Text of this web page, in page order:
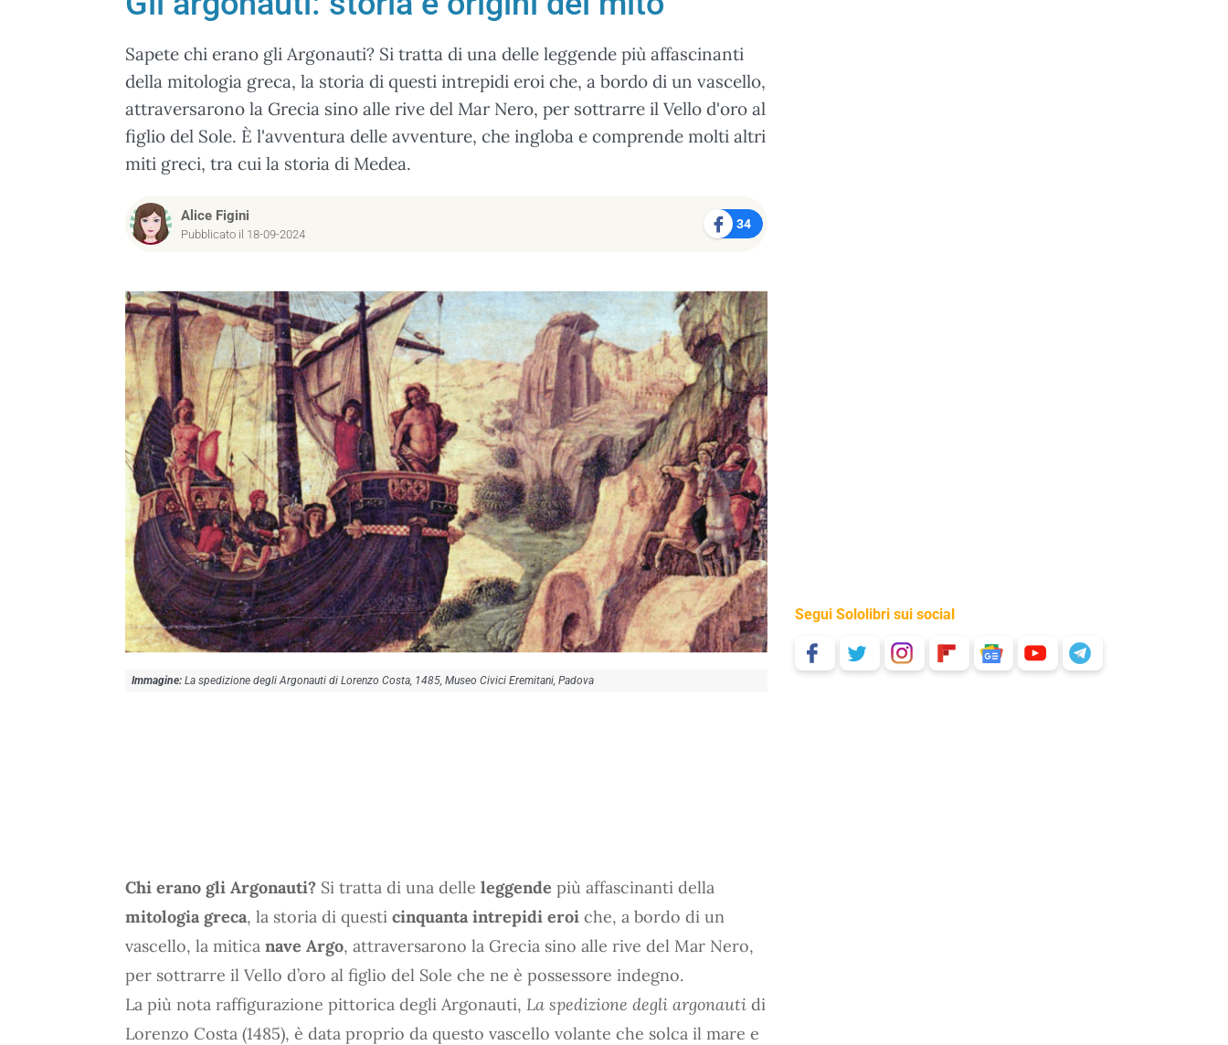
Sapete chi erano gli Argonauti? Si tratta di una delle leggende più affascinanti
della mitologia greca, la storia di questi intrepidi eroi che, a bordo di un vascello,
attraversarono la Grecia sino alle rive del Mar Nero, per sottrarre il Vello d'oro al
figlio del Sole. È l'avventura delle avventure, che ingloba e comprende molti altri
miti greci, tra cui la storia di Medea.
Alice Figini
Pubblicato il 18-09-2024
34
La spedizione degli Argonauti di Lorenzo Costa, 1485, Museo Civici Eremitani, Padova
Chi erano gli Argonauti? Si tratta di una delle leggende più affascinanti della
mitologia greca, la storia di questi cinquanta intrepidi eroi che, a bordo di un
vascello, la mitica nave Argo, attraversarono la Grecia sino alle rive del Mar Nero,
per sottrarre il Vello d’oro al figlio del Sole che ne è possessore indegno.
La più nota raffigurazione pittorica degli Argonauti, La spedizione degli argonauti di
Lorenzo Costa (1485), è data proprio da questo vascello volante che solca il mare e
Segui Sololibri sui social